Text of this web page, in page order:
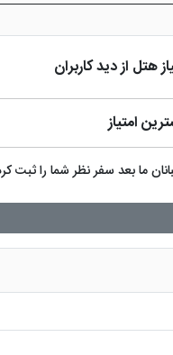
هتل از دید کاربران
امتیاز
ما بعد سفر نظر شما را